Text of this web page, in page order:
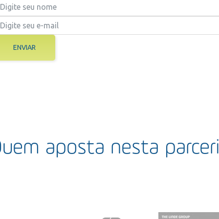
ENVIAR
aposta nesta